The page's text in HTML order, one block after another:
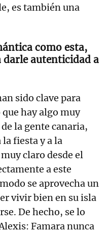
es también una
como esta,
darle autenticidad a
sido clave para
hay algo muy
la gente canaria,
fiesta y a la
claro desde el
a este
se aprovecha un
vivir bien en su isla
De hecho, se lo
Famara nunca